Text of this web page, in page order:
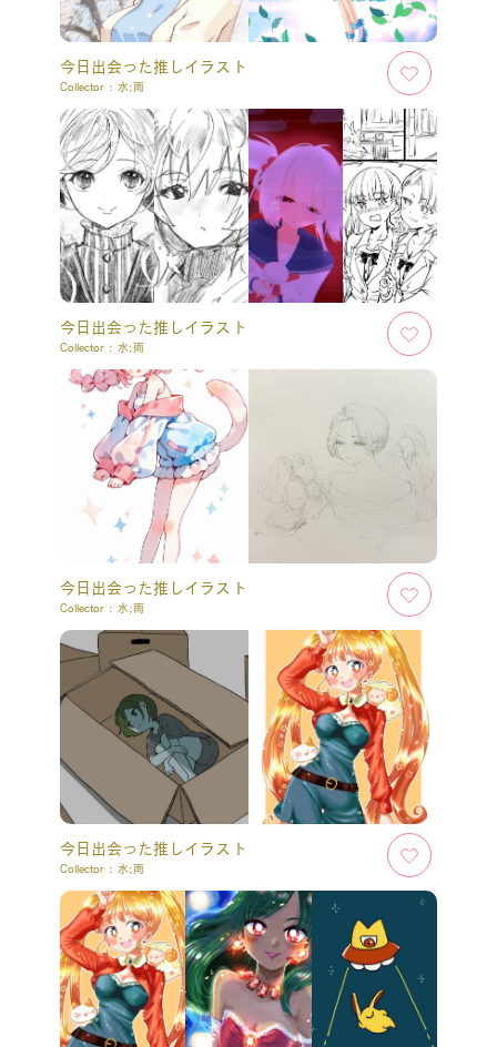
今日出会った推しイラスト
Collector : 水;雨
今日出会った推しイラスト
Collector : 水;雨
今日出会った推しイラスト
Collector : 水;雨
今日出会った推しイラスト
Collector : 水;雨